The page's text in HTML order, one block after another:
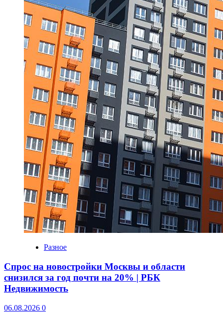
Разное
Спрос на новостройки Москвы и области
снизился за год почти на 20% | РБК
Недвижимость
06.08.2026 0